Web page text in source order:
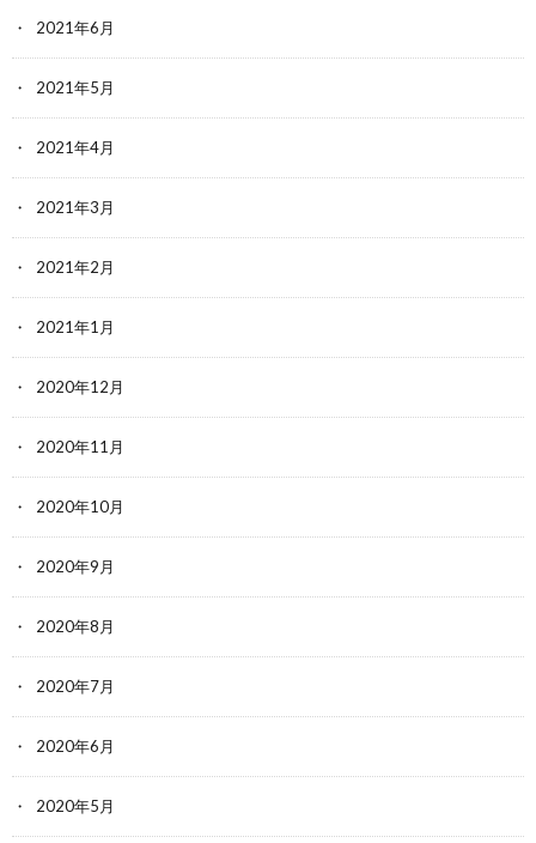
2021年6月
2021年5月
2021年4月
2021年3月
2021年2月
2021年1月
2020年12月
2020年11月
2020年10月
2020年9月
2020年8月
2020年7月
2020年6月
2020年5月